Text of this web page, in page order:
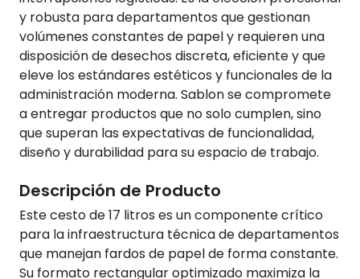
y robusta para departamentos que gestionan
volúmenes constantes de papel y requieren una
disposición de desechos discreta, eficiente y que
eleve los estándares estéticos y funcionales de la
administración moderna. Sablon se compromete
a entregar productos que no solo cumplen, sino
que superan las expectativas de funcionalidad,
diseño y durabilidad para su espacio de trabajo.
Descripción de Producto
Este cesto de 17 litros es un componente crítico
para la infraestructura técnica de departamentos
que manejan fardos de papel de forma constante.
Su formato rectangular optimizado maximiza la